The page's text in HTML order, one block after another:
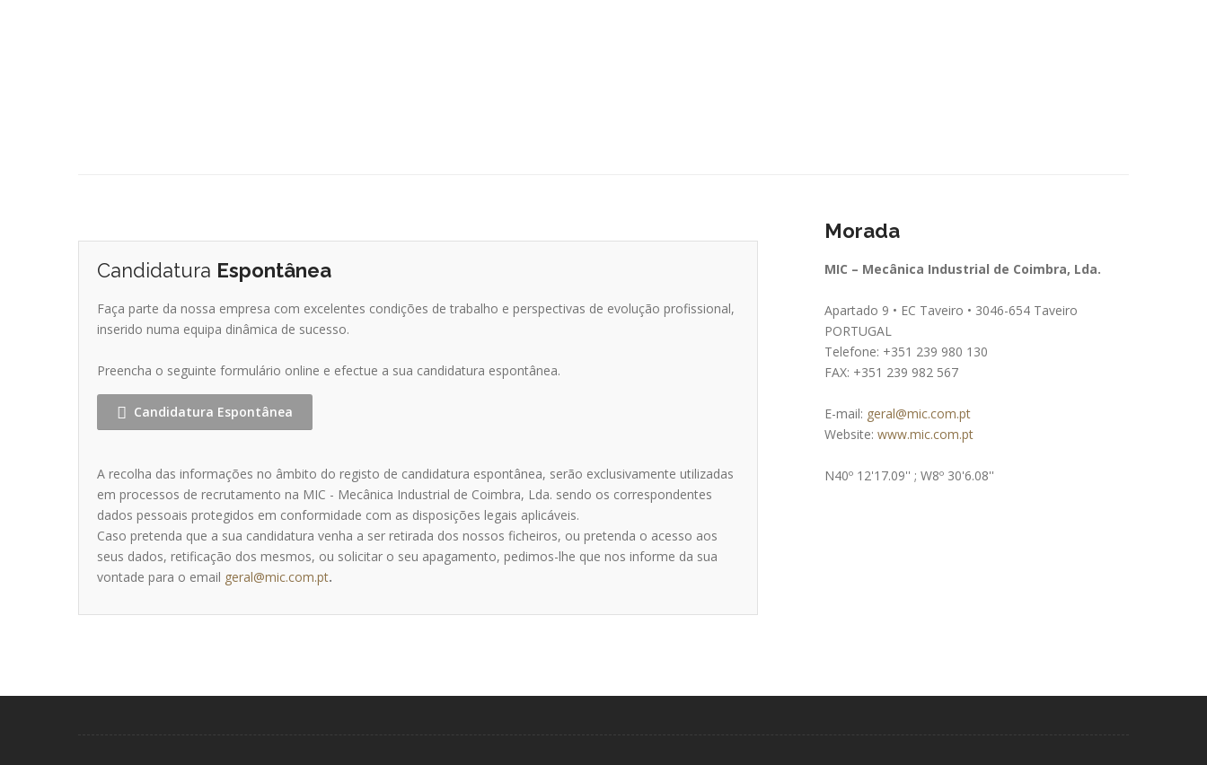
Candidatura Espontânea
Faça parte da nossa empresa com excelentes condições de trabalho e perspectivas de evolução profissional,
inserido numa equipa dinâmica de sucesso.
Preencha o seguinte formulário online e efectue a sua candidatura espontânea.
Candidatura Espontânea
A recolha das informações no âmbito do registo de candidatura espontânea, serão exclusivamente utilizadas
em processos de recrutamento na MIC - Mecânica Industrial de Coimbra, Lda. sendo os correspondentes
dados pessoais protegidos em conformidade com as disposições legais aplicáveis.
Caso pretenda que a sua candidatura venha a ser retirada dos nossos ficheiros, ou pretenda o acesso aos
seus dados, retificação dos mesmos, ou solicitar o seu apagamento, pedimos-lhe que nos informe da sua
vontade para o email geral@mic.com.pt.
Morada
MIC – Mecânica Industrial de Coimbra, Lda.
Apartado 9 • EC Taveiro • 3046-654 Taveiro
PORTUGAL
Telefone: +351 239 980 130
FAX: +351 239 982 567
E-mail: geral@mic.com.pt
Website:www.mic.com.pt
N40º 12'17.09'' ; W8º 30'6.08''